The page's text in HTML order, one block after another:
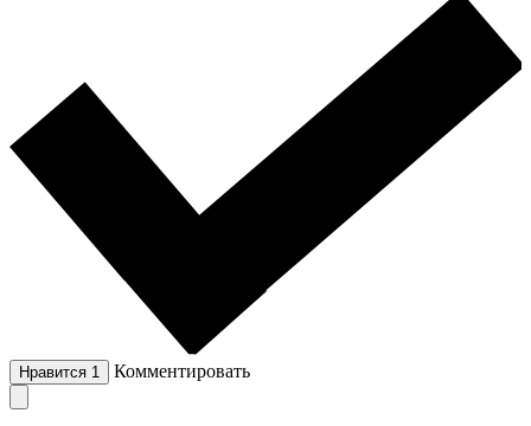
Нравится 1 Комментировать